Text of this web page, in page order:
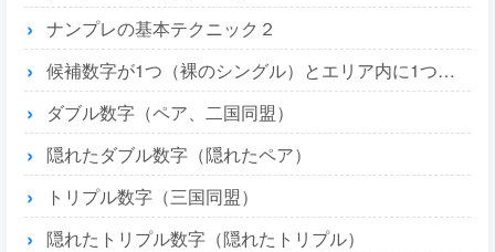
ナンプレの基本テクニック２
候補数字が1つ（裸のシングル）とエリア内に1つ（隠れたシングル）
ダブル数字（ペア、二国同盟）
隠れたダブル数字（隠れたペア）
トリプル数字（三国同盟）
隠れたトリプル数字（隠れたトリプル）